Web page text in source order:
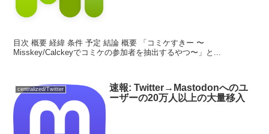
目次 概要 経緯 条件 予定 結論 概要 「コミケすきー 〜
Misskey/Calckeyでコミケの参加者を抽出するやつ〜」と...
centralized/Twitter
速報: Twitter→Mastodonへのユ
ーザーの20万人以上の大量移入